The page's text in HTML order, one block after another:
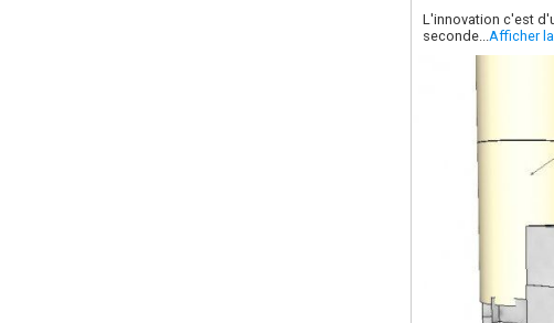
L'innovation c'est
seconde...Afficher